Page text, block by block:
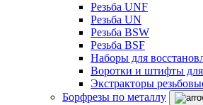
Резьба UNF
Резьба UN
Резьба BSW
Резьба BSF
Наборы для
Воротки и штифты для
Экстракторы
Борфрезы по металлу